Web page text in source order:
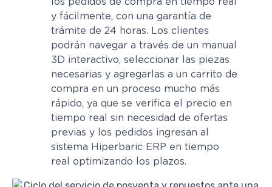
y fácilmente, con una garantía de
trámite de 24 horas. Los clientes
podrán navegar a través de un manual
3D interactivo, seleccionar las piezas
necesarias y agregarlas a un carrito de
compra en un proceso mucho más
rápido, ya que se verifica el precio en
tiempo real sin necesidad de ofertas
previas y los pedidos ingresan al
sistema Hiperbaric ERP en tiempo
real optimizando los plazos.